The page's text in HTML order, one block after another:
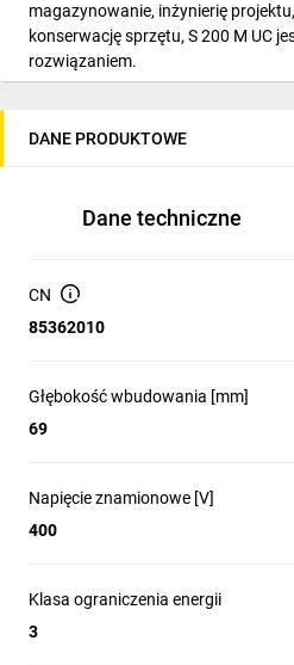
magazynowanie, inżynierię
konserwację sprzętu, S 200 M UC
rozwiązaniem.
DANE PRODUKTOWE
Dane techniczne
CN
85362010
Głębokość wbudowania [mm]
69
Napięcie znamionowe [V]
400
Klasa ograniczenia energii
3